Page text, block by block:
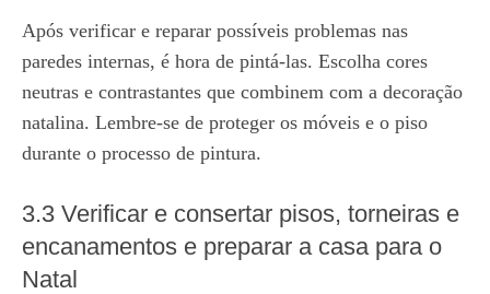
Após verificar e reparar possíveis problemas nas
paredes internas, é hora de pintá-las. Escolha cores
neutras e contrastantes que combinem com a decoração
natalina. Lembre-se de proteger os móveis e o piso
durante o processo de pintura.
3.3 Verificar e consertar pisos, torneiras e
encanamentos e preparar a casa para o
Natal